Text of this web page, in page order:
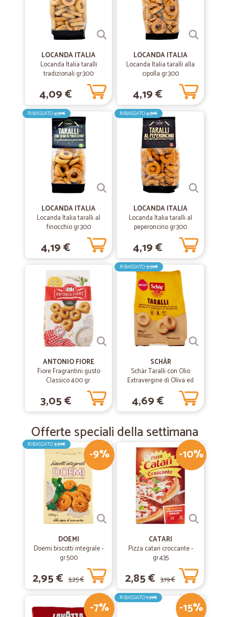
LOCANDA ITALIA
Locanda Italia taralli
tradizionali gr.300
4,09 €
LOCANDA ITALIA
Locanda Italia taralli alla
cipolla gr.300
4,19 €
RIBASSATO4,39€
LOCANDA ITALIA
Locanda Italia taralli al
finocchio gr.300
4,19 €
RIBASSATO4,39€
LOCANDA ITALIA
Locanda Italia taralli al
peperoncino gr.300
4,19 €
ANTONIO FIORE
Fiore Fragrantini gusto
Classico 400 gr.
3,05 €
RIBASSATO5,59€
SCHÄR
Schär Taralli con Olio
Extravergine di Oliva ed
Olio di Girasole Alto Oleico
120 g
4,69 €
Offerte speciali della settimana
-9%
RIBASSATO3,59€
DOEMI
Doemi biscotti integrale -
gr.500
2,95 € 3,25 €
-10%
CATARI
Pizza catari croccante -
gr.435
2,85 € 3,19 €
-7% -15%
RIBASSATO1,29€